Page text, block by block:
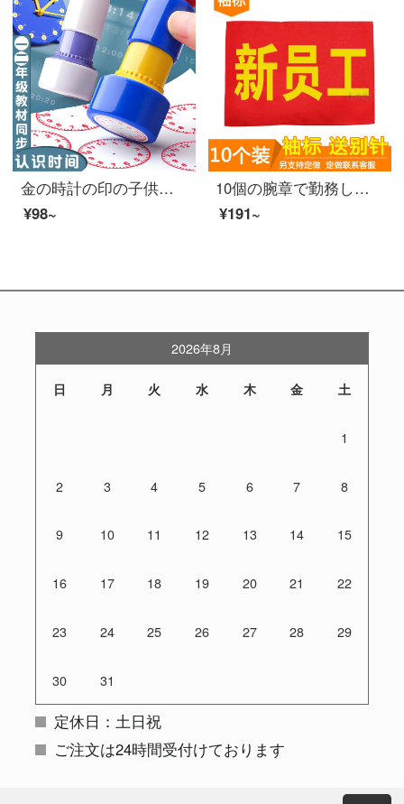
金の時計の印の子供は時計の印の小学生の先生の教具の模型の1、2学年の数学は時計の文字盤を学びます
¥98~
10個の腕章で勤務している電気溶接工の腕章を注文して、ピン付き安全要員の腕章を注文して、ボランティア治安パトロールの赤い腕章オーダメードを作って、新入社員10個＋ピンをオーダーメードします。
¥191~
2026年8月
日 月 火 水 木 金 土
1
2 3 4 5 6 7 8
9 10 11 12 13 14 15
16 17 18 19 20 21 22
23 24 25 26 27 28 29
30 31
定休日：土日祝
ご注文は24時間受付けております